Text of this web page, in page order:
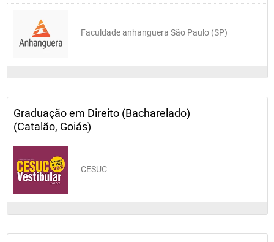
Direito Processual Civil IV
Ética Geral
Mediação e Arbitragem
SÉTIMO PERÍODO
Economia e Direito
Faculdade anhanguera São Paulo (SP)
Graduação em Direito (Bacharelado)
(Catalão, Goiás)
CESUC